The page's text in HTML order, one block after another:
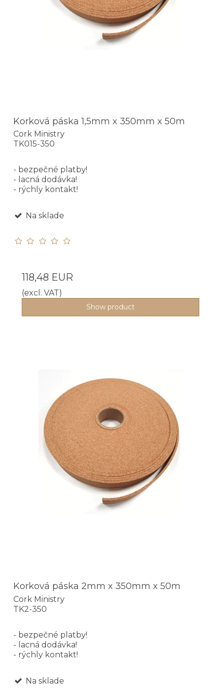
Korková páska 1,5mm x 350mm x 50m
Cork Ministry
TK015-350
- bezpečné platby!
- lacná dodávka!
- rýchly kontakt!
Na sklade
118,48 EUR
(excl. VAT)
Show product
Korková páska 2mm x 350mm x 50m
Cork Ministry
TK2-350
- bezpečné platby!
- lacná dodávka!
- rýchly kontakt!
Na sklade